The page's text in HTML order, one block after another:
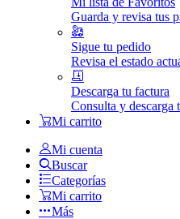
Guarda y revisa tus
Sigue tu pedido
Revisa el estado
Descarga tu factura
Consulta y descarga
Mi carrito
Mi cuenta
Buscar
Categorías
Mi carrito
Más